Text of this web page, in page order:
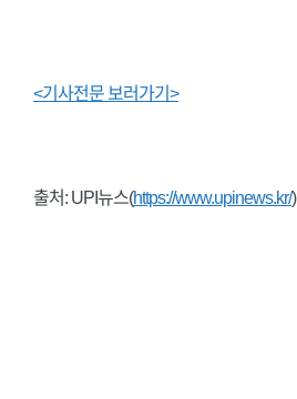
<기사전문 보러가기>
출처: UPI뉴스(https://www.upinews.kr/)